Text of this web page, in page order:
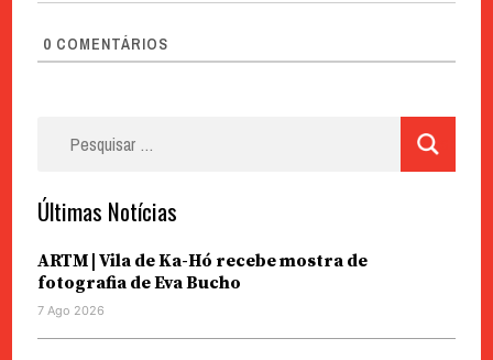
0 COMENTÁRIOS
Últimas Notícias
ARTM | Vila de Ka-Hó recebe mostra de
fotografia de Eva Bucho
7 Ago 2026